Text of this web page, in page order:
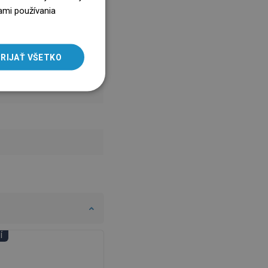
LITHUANIAN
ROMANIAN
používania
VŠETKO